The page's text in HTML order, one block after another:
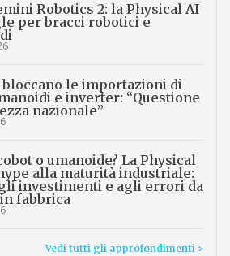
Robotics 2: la Physical AI
per bracci robotici e
bloccano le importazioni di
e inverter: “Questione
nazionale”
o umanoide? La Physical
alla maturità industriale:
investimenti e agli errori da
fabbrica
Vedi tutti gli approfondimenti >